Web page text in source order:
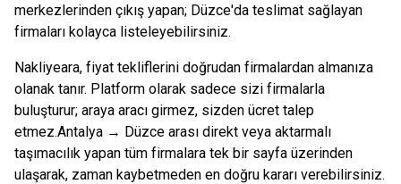
merkezlerinden çıkış yapan; Düzce'da teslimat sağlayan
firmaları kolayca listeleyebilirsiniz.
Nakliyeara, fiyat tekliflerini doğrudan firmalardan almanıza
olanak tanır. Platform olarak sadece sizi firmalarla
buluşturur; araya aracı girmez, sizden ücret talep
etmez.Antalya → Düzce arası direkt veya aktarmalı
taşımacılık yapan tüm firmalara tek bir sayfa üzerinden
ulaşarak, zaman kaybetmeden en doğru kararı verebilirsiniz.